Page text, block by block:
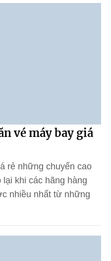
vé máy bay giá
rẻ những chuyến cao
khi các hãng hàng
nhiều nhất từ những